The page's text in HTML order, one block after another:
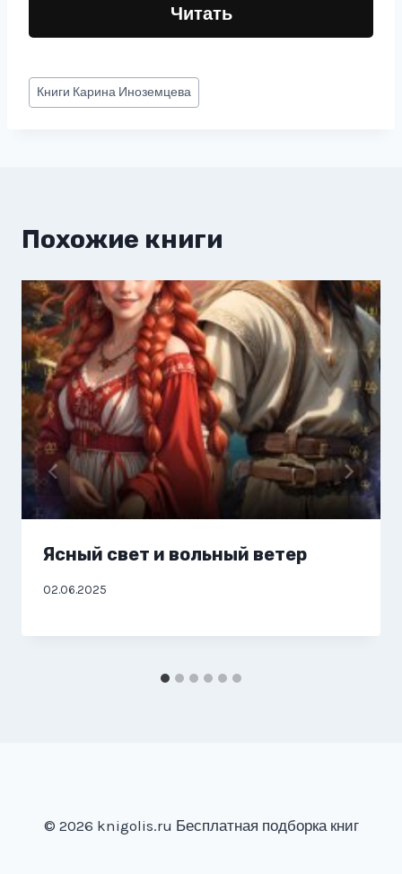
Читать
Метки
записи:
Книги Карина Иноземцева
Похожие книги
Ясный свет и вольный ветер
02.06.2025
© 2026 knigolis.ru Бесплатная подборка книг